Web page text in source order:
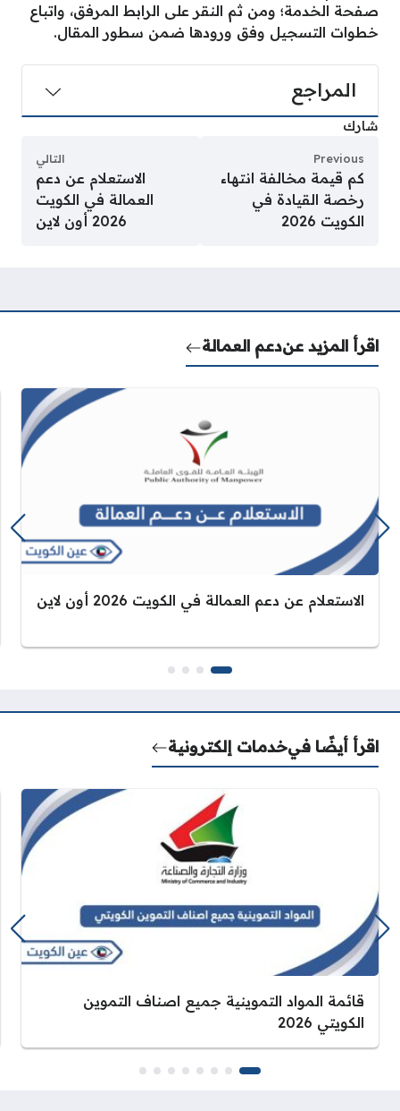
صفحة الخدمة؛ ومن ثم النقر على الرابط المرفق، واتباع
خطوات التسجيل وفق ورودها ضمن سطور المقال.
المراجع
شارك
Previous
كم قيمة مخالفة انتهاء
رخصة القيادة في
الكويت 2026
التالي
الاستعلام عن دعم
العمالة في الكويت
2026 أون لاين
اقرأ المزيد عندعم العمالة
الاستعلام عن دعم العمالة في الكويت 2026 أون لاين
اقرأ أيضًا فيخدمات إلكترونية
قائمة المواد التموينية جميع اصناف التموين
الكويتي 2026